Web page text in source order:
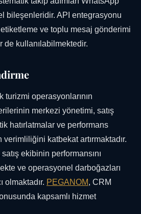
bileşenleridir. API entegrasyonu
ve toplu mesaj gönderimi
kullanılabilmektedir.
turizmi operasyonlarının
merkezi yönetimi, satış
hatırlatmalar ve performans
katbekat artırmaktadır.
ekibinin performansını
ve operasyonel darboğazları
olmaktadır. PEGANOM, CRM
kapsamlı hizmet